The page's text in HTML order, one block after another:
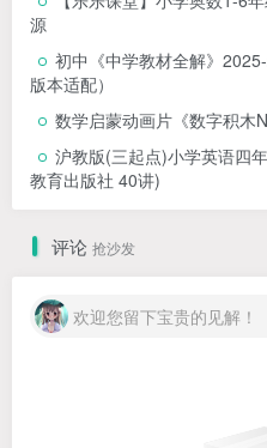
源
初中《中学教材全解》
版本适配）
数学启蒙动画片《数字积木
沪教版(三起点)小学英语四
教育出版社 40讲)
评论 抢沙发
欢迎您留下宝贵的见解！